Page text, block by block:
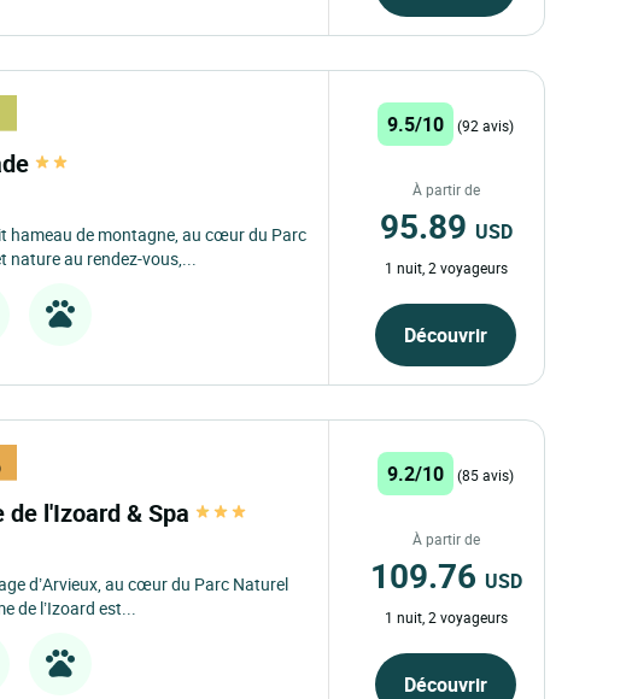
hameau de montagne, au cœur du Parc
nature au rendez-vous,...
9.5/10 (92 avis)
À partir de
95.89 USD
1 nuit, 2 voyageurs
Découvrir
de l'Izoard & Spa
d’Arvieux, au cœur du Parc Naturel
de l’Izoard est...
9.2/10 (85 avis)
À partir de
109.76 USD
1 nuit, 2 voyageurs
Découvrir